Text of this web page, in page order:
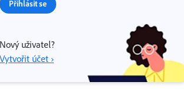
Přihlásit se
Nový uživatel?
Vytvořit účet ›